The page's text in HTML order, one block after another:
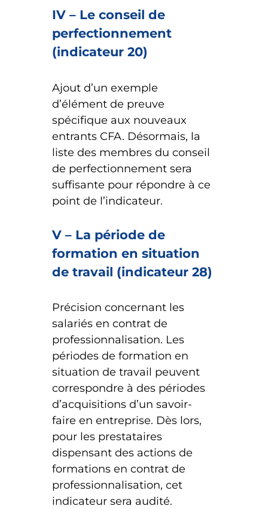
IV – Le conseil de
perfectionnement
(indicateur 20)
Ajout d’un exemple
d’élément de preuve
spécifique aux nouveaux
entrants CFA. Désormais, la
liste des membres du conseil
de perfectionnement sera
suffisante pour répondre à ce
point de l’indicateur.
V – La période de
formation en situation
de travail (indicateur 28)
Précision concernant les
salariés en contrat de
professionnalisation. Les
périodes de formation en
situation de travail peuvent
correspondre à des périodes
d’acquisitions d’un savoir-
faire en entreprise. Dès lors,
pour les prestataires
dispensant des actions de
formations en contrat de
professionnalisation, cet
indicateur sera audité.